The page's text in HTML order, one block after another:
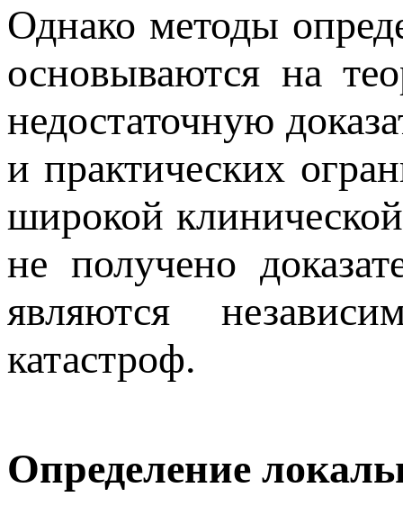
Однако методы
основываются на
недостаточную
и практических
широкой
не получено
являются
катастроф.
Определение